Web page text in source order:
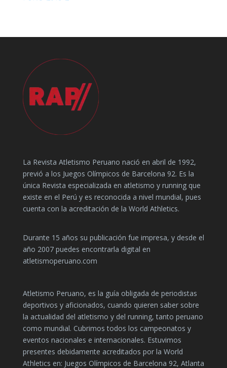
La Revista Atletismo Peruano nació en abril de 1992,
previó a los Juegos Olímpicos de Barcelona 92. Es la
única Revista especializada en atletismo y running que
existe en el Perú y es reconocida a nivel mundial, pues
cuenta con la acreditación de la World Athletics.
Durante 15 años su publicación fue impresa, y desde el
año 2007 puedes encontrarla digital en
atletismoperuano.com
Atletismo Peruano, es la guía obligada de periodistas
deportivos y aficionados, cuando quieren saber sobre
la actualidad del atletismo y del running, tanto peruano
como mundial. Cubrimos todos los campeonatos y
eventos nacionales e internacionales. Estuvimos
presentes debidamente acreditados por la World
Athletics en: Juegos Olímpicos de Barcelona 92, Atlanta